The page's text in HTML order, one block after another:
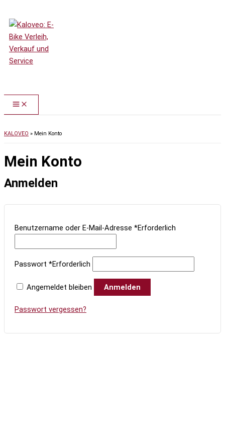
KALOVEO » Mein Konto
Mein Konto
Anmelden
Benutzername oder E-Mail-Adresse *Erforderlich
Passwort *Erforderlich
Angemeldet bleiben Anmelden
Passwort vergessen?